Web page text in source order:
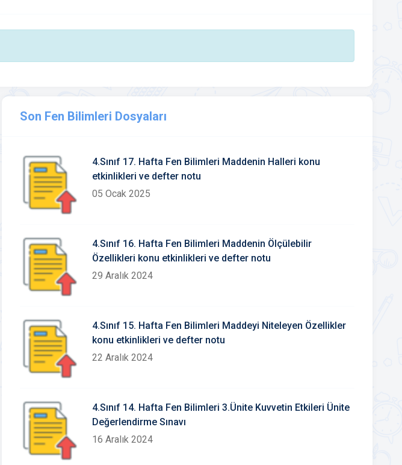
Son Fen Bilimleri Dosyaları
4.Sınıf 17. Hafta Fen Bilimleri Maddenin Halleri konu
etkinlikleri ve defter notu
05 Ocak 2025
4.Sınıf 16. Hafta Fen Bilimleri Maddenin Ölçülebilir
Özellikleri konu etkinlikleri ve defter notu
29 Aralık 2024
4.Sınıf 15. Hafta Fen Bilimleri Maddeyi Niteleyen Özellikler
konu etkinlikleri ve defter notu
22 Aralık 2024
4.Sınıf 14. Hafta Fen Bilimleri 3.Ünite Kuvvetin Etkileri Ünite
Değerlendirme Sınavı
16 Aralık 2024